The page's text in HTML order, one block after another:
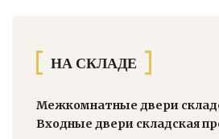
НА СКЛАДЕ
Межкомнатные двери
Входные двери складская